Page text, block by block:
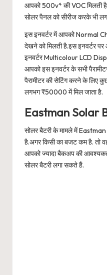
आपको 500v* की VOC मिलती
सोलर पैनल को सीरीज करके भी
इस इनवर्टर में आपको Normal
देखने को मिलती है.इस इनवर्टर पर
इनवर्टर Multicolour LCD
आपको इस इनवर्टर के सभी
पैरामीटर की सेटिंग करने के लिए
लगभग ₹50000 में मिल जाता है.
Eastman Solar
सोलर बैटरी के मामले में Eastman
है.अगर किसी का बजट कम है. तो
आपको ज्यादा बैकअप की
सोलर बैटरी लगा सकते हैं.